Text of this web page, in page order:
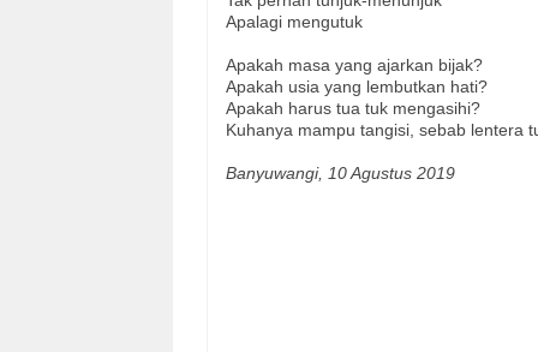
Apalagi mengutuk
Apakah masa yang ajarkan bijak?
Apakah usia yang lembutkan hati?
Apakah harus tua tuk mengasihi?
Kuhanya mampu tangisi, sebab lentera
Banyuwangi, 10 Agustus 2019